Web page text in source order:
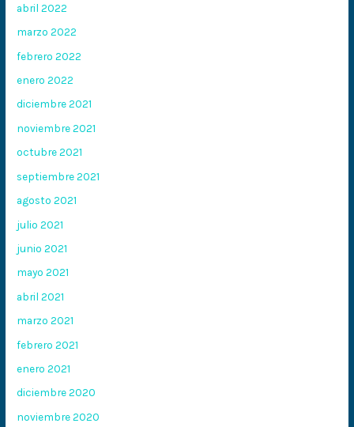
abril 2022
marzo 2022
febrero 2022
enero 2022
diciembre 2021
noviembre 2021
octubre 2021
septiembre 2021
agosto 2021
julio 2021
junio 2021
mayo 2021
abril 2021
marzo 2021
febrero 2021
enero 2021
diciembre 2020
noviembre 2020